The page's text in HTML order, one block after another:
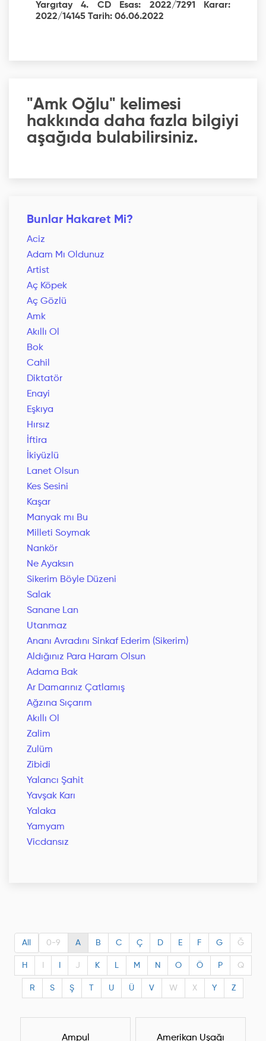
Yargıtay 4. CD Esas: 2022/7291 Karar:
2022/14145 Tarih: 06.06.2022
"Amk Oğlu" kelimesi
hakkında daha fazla bilgiyi
aşağıda bulabilirsiniz.
Bunlar Hakaret Mi?
Aciz
Adam Mı Oldunuz
Artist
Aç Köpek
Aç Gözlü
Amk
Akıllı Ol
Bok
Cahil
Diktatör
Enayi
Eşkıya
Hırsız
İftira
İkiyüzlü
Lanet Olsun
Kes Sesini
Kaşar
Manyak mı Bu
Milleti Soymak
Nankör
Ne Ayaksın
Sikerim Böyle Düzeni
Salak
Sanane Lan
Utanmaz
Ananı Avradını Sinkaf Ederim (Sikerim)
Aldığınız Para Haram Olsun
Adama Bak
Ar Damarınız Çatlamış
Ağzına Sıçarım
Akıllı Ol
Zalim
Zulüm
Zibidi
Yalancı Şahit
Yavşak Karı
Yalaka
Yamyam
Vicdansız
All 0-9 A B C Ç D E F G Ğ
H J K L M N O Ö P Q
R S Ş U Ü V W X Y Z
Ampul Amerikan Uşağı